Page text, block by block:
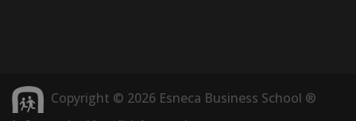
Copyright © 2026 Esneca Business School ®